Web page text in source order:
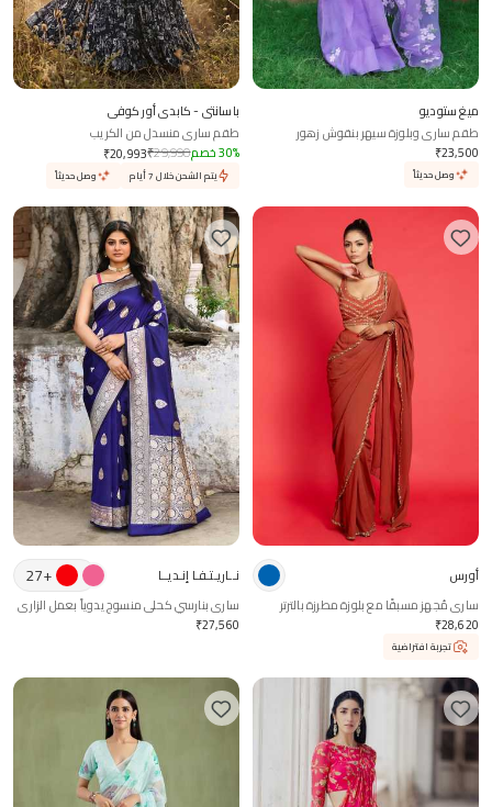
ميغ ستوديو
طقم ساري وبلوزة سيهر بنقوش زهور
مرسومة باليد
₹23,500
وصل حديثاً
باسانتي - كابدي أور كوفي
طقم ساري منسدل من الكريب
₹20,993₹29,990 30% خصم
يتم الشحن خلال 7 أيام وصل حديثاً
أورس
ساري مُجهز مسبقًا مع بلوزة مطرزة بالترتر
₹28,620
تجربة افتراضية
نــاريـتـفـا إنـديــا +
27
ساري بنارسي كحلي منسوج يدوياً بعمل الزاري
مع بلوزة جاهزة
₹27,560